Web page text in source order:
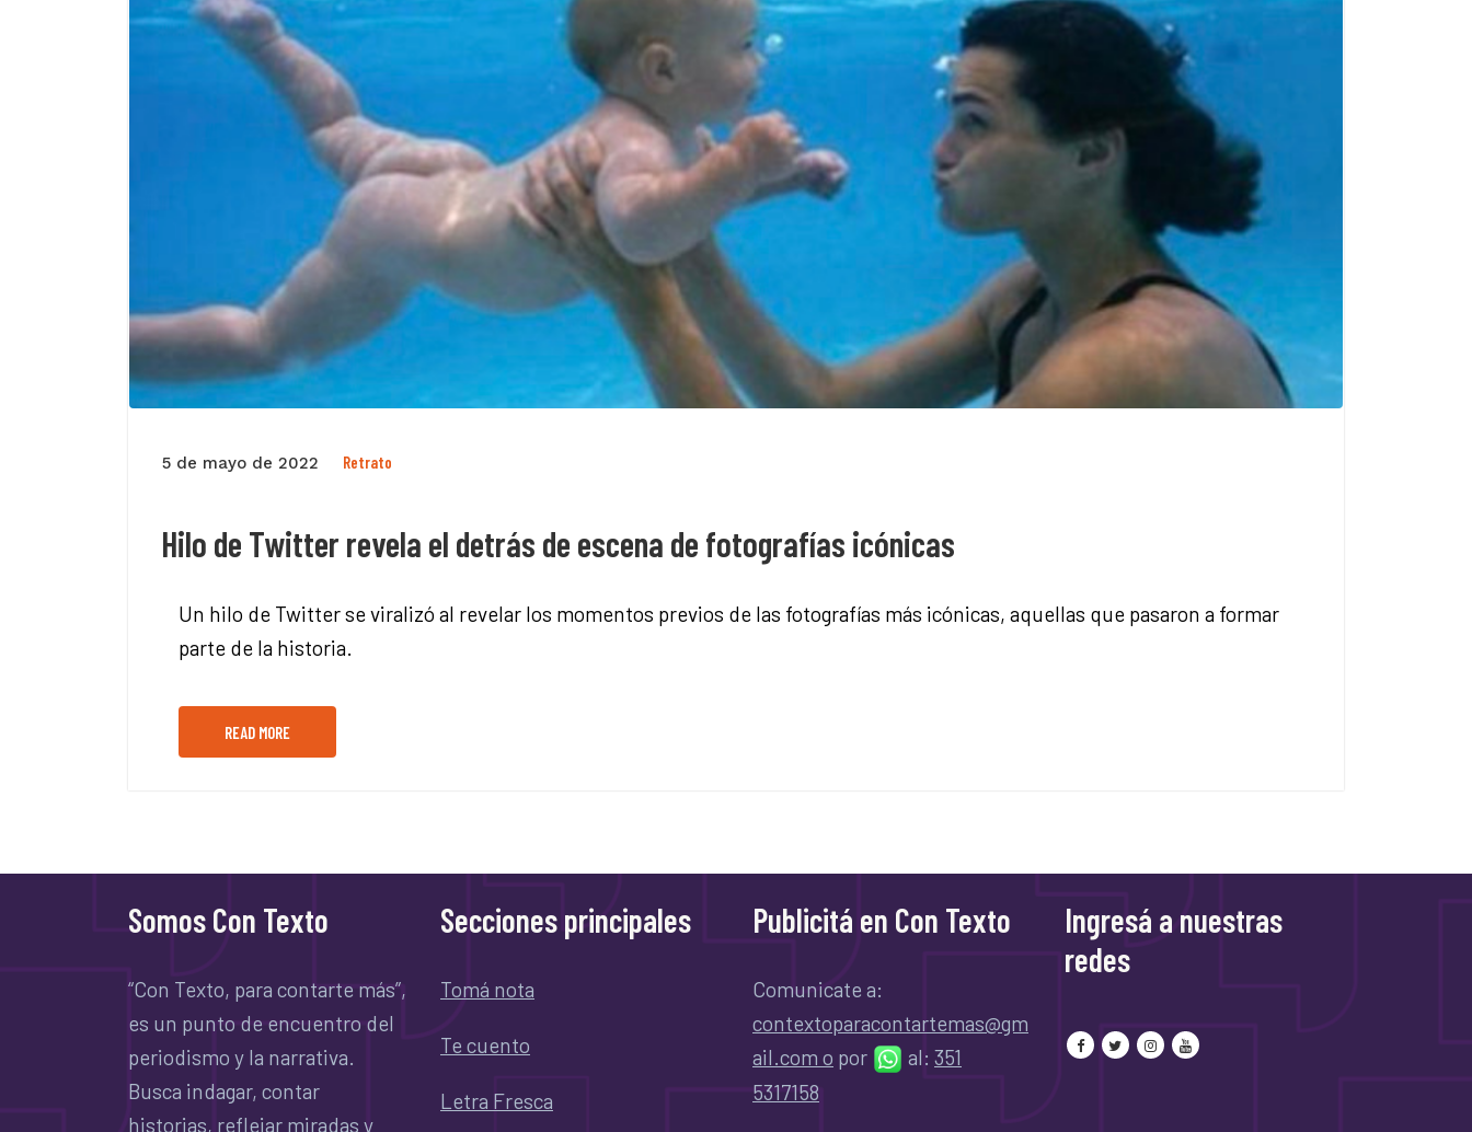
5 de mayo de 2022 Retrato
Hilo de Twitter revela el detrás de escena de fotografías icónicas
Un hilo de Twitter se viralizó al revelar los momentos previos de las fotografías más icónicas, aquellas que pasaron a formar
parte de la historia.
READ MORE
Somos Con Texto
“Con Texto, para contarte más”,
es un punto de encuentro del
periodismo y la narrativa.
Busca indagar, contar
historias, reflejar miradas y
Secciones principales
Tomá nota
Te cuento
Letra Fresca
Publicitá en Con Texto
Comunicate a:
contextoparacontartemas@gm
ail.com o por al: 351
5317158
Ingresá a nuestras
redes